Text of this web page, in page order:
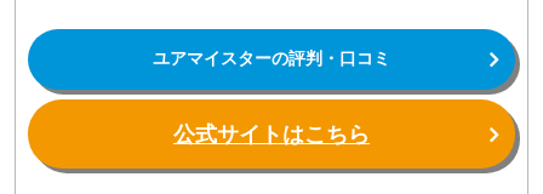
ユアマイスターの評判・口コミ
公式サイトはこちら